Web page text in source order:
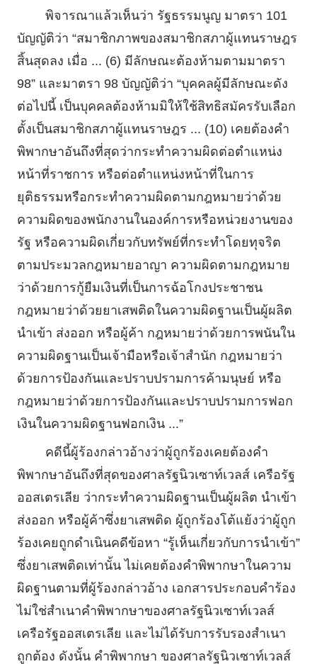
พิจารณาแล้วเห็นว่า รัฐธรรมนูญ มาตรา 101
บัญญัติว่า “สมาชิกภาพของสมาชิกสภาผู้แทนราษฎร
สิ้นสุดลง เมื่อ ... (6) มีลักษณะต้องห้ามตามมาตรา
98” และมาตรา 98 บัญญัติว่า “บุคคลผู้มีลักษณะดัง
ต่อไปนี้ เป็นบุคคลต้องห้ามมิให้ใช้สิทธิสมัครรับเลือก
ตั้งเป็นสมาชิกสภาผู้แทนราษฎร ... (10) เคยต้องคํา
พิพากษาอันถึงที่สุดว่ากระทําความผิดต่อตําแหน่ง
หน้าที่ราชการ หรือต่อตําแหน่งหน้าที่ในการ
ยุติธรรมหรือกระทําความผิดตามกฎหมายว่าด้วย
ความผิดของพนักงานในองค์การหรือหน่วยงานของ
รัฐ หรือความผิดเกี่ยวกับทรัพย์ที่กระทําโดยทุจริต
ตามประมวลกฎหมายอาญา ความผิดตามกฎหมาย
ว่าด้วยการกู้ยืมเงินที่เป็นการฉ้อโกงประชาชน
กฎหมายว่าด้วยยาเสพติดในความผิดฐานเป็นผู้ผลิต
นําเข้า ส่งออก หรือผู้ค้า กฎหมายว่าด้วยการพนันใน
ความผิดฐานเป็นเจ้ามือหรือเจ้าสํานัก กฎหมายว่า
ด้วยการป้องกันและปราบปรามการค้ามนุษย์ หรือ
กฎหมายว่าด้วยการป้องกันและปราบปรามการฟอก
เงินในความผิดฐานฟอกเงิน ...”
คดีนี้ผู้ร้องกล่าวอ้างว่าผู้ถูกร้องเคยต้องคํา
พิพากษาอันถึงที่สุดของศาลรัฐนิวเซาท์เวลส์ เครือรัฐ
ออสเตรเลีย ว่ากระทําความผิดฐานเป็นผู้ผลิต นําเข้า
ส่งออก หรือผู้ค้าซึ่งยาเสพติด ผู้ถูกร้องโต้แย้งว่าผู้ถูก
ร้องเคยถูกดําเนินคดีข้อหา “รู้เห็นเกี่ยวกับการนําเข้า”
ซึ่งยาเสพติดเท่านั้น ไม่เคยต้องคําพิพากษาในความ
ผิดฐานตามที่ผู้ร้องกล่าวอ้าง เอกสารประกอบคําร้อง
ไม่ใช่สําเนาคําพิพากษาของศาลรัฐนิวเซาท์เวลส์
เครือรัฐออสเตรเลีย และไม่ได้รับการรับรองสําเนา
ถูกต้อง ดังนั้น คําพิพากษา ของศาลรัฐนิวเซาท์เวลส์